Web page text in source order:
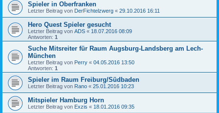
Spieler in Oberfranken
Letzter Beitrag von DerFichtelzwerg « 29.10.2016 16:11
Hero Quest Spieler gesucht
Letzter Beitrag von ADS « 18.07.2016 08:09
Antworten: 1
Suche Mitsreiter für Raum Augsburg-Landsberg am Lech-
München
Letzter Beitrag von Perry « 04.05.2016 13:50
Antworten: 1
Spieler im Raum Freiburg/Südbaden
Letzter Beitrag von Rano « 25.01.2016 10:23
Mitspieler Hamburg Horn
Letzter Beitrag von Exzis « 18.01.2016 09:35